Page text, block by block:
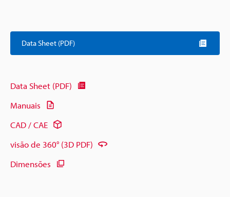
Data Sheet (PDF)
Data Sheet (PDF)
Manuais
CAD / CAE
visão de 360° (3D PDF)
Dimensões